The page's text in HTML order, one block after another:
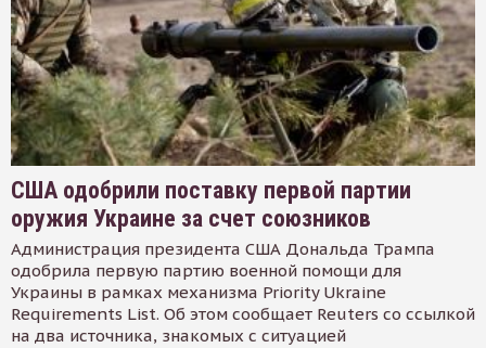
США одобрили поставку первой партии
оружия Украине за счет союзников
Администрация президента США Дональда Трампа
одобрила первую партию военной помощи для
Украины в рамках механизма Priority Ukraine
Requirements List. Об этом сообщает Reuters со ссылкой
на два источника, знакомых с ситуацией